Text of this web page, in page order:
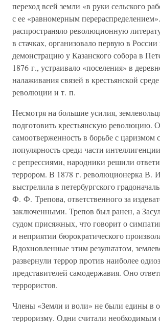
переход всей земли «в руки сельского
с ее «равномерным
распространяло революционную
в стачках, организовало первую в
демонстрацию у Казанского собора в
1876 г., устраивало «поселения» в
налаживания связей в крестьянской
революции и т. п.
Несмотря на большие усилия,
подготовить крестьянскую революцию.
самоотверженность в борьбе с царизмом
популярность среди части
с репрессиями, народники решили
террором. В 1878 г. революционерка В.
выстрелила в петербургского
Ф. Ф. Трепова, ответственного за
заключенными. Трепов был ранен, а
судом присяжных, что говорит о
и неприятии бюрократического
Вдохновленные этим результатом,
развернули террор против наиболее
представителей самодержавия. Оно
террористов.
Члены «Земли и воли» не были едины в
терроризму. Одни считали необходимым